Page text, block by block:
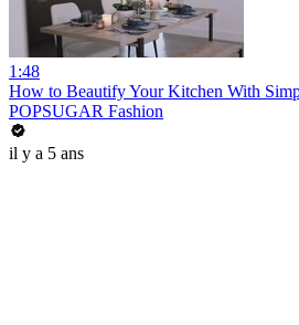
1:48
How to Beautify Your Kitchen With
POPSUGAR Fashion
il y a 5 ans